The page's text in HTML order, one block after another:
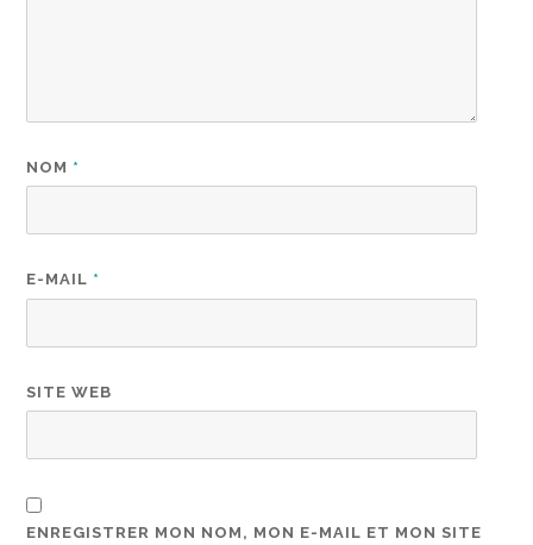
NOM *
E-MAIL *
SITE WEB
ENREGISTRER MON NOM, MON E-MAIL ET MON SITE